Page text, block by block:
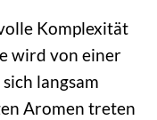
Komplexität
wird von einer
langsam
Aromen treten